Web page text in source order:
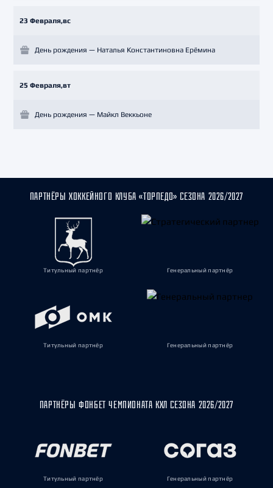
23 Февраля,вс
День рождения — Наталья Константиновна Ерёмина
25 Февраля,вт
День рождения — Майкл Веккьоне
ПАРТНЁРЫ ХОККЕЙНОГО КЛУБА «ТОРПЕДО» СЕЗОНА 2026/2027
Титульный партнёр Генеральный партнёр
Титульный партнёр Генеральный партнёр
ПАРТНЁРЫ ФОНБЕТ ЧЕМПИОНАТА КХЛ СЕЗОНА 2026/2027
Титульный партнёр Генеральный партнёр